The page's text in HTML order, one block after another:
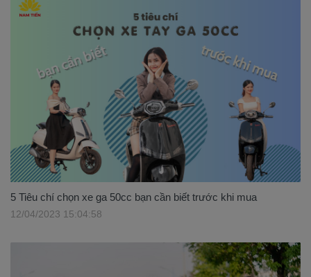
5 Tiêu chí chọn xe ga 50cc bạn cần biết trước khi mua
12/04/2023 15:04:58